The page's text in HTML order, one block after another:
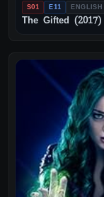
S01 E11
The Gifted